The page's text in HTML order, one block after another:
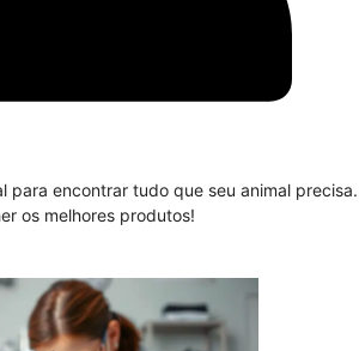
para encontrar tudo que seu animal precisa.
os melhores produtos!